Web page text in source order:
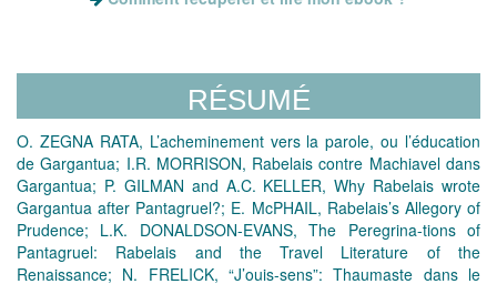
RÉSUMÉ
O. ZEGNA RATA, L’acheminement vers la parole, ou l’éducation
de Gargantua; I.R. MORRISON, Rabelais contre Machiavel dans
Gargantua; P. GILMAN and A.C. KELLER, Why Rabelais wrote
Gargantua after Pantagruel?; E. McPHAIL, Rabelais’s Allegory of
Prudence; L.K. DONALDSON-EVANS, The Peregrina-tions of
Pantagruel: Rabelais and the Travel Literature of the
Renaissance; N. FRELICK, “J’ouis-sens”: Thaumaste dans le